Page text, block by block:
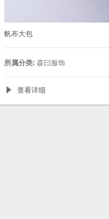
帆布大包
所属分类: 森曰服饰
查看详细